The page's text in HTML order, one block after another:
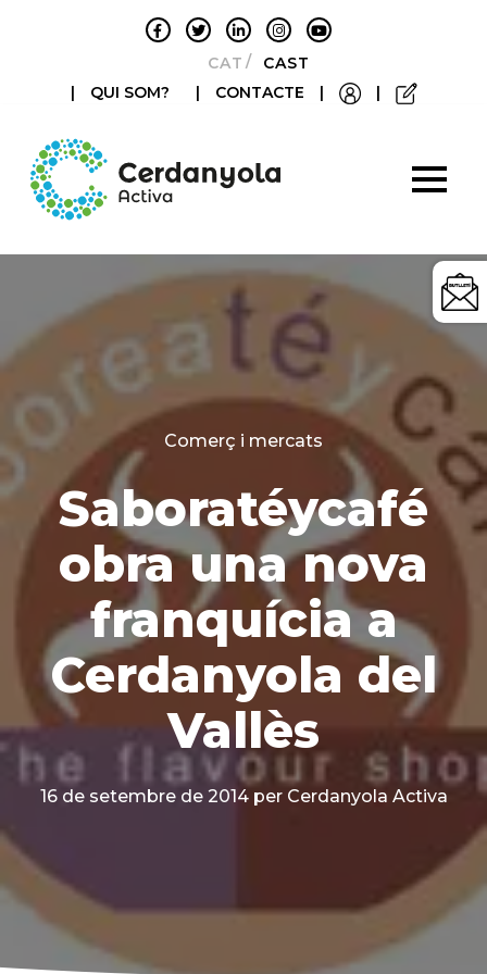
CATALÀCASTELLANO
|
QUI SOM? | CONTACTE | |
Categories
Comerç i mercats
Saboratéycafé
obra una nova
franquícia a
Cerdanyola del
Vallès
16 de setembre de 2014 per Cerdanyola Activa